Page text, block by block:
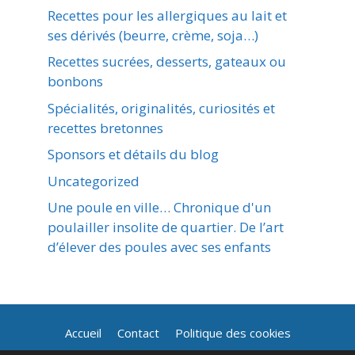
Recettes pour les allergiques au lait et
ses dérivés (beurre, crème, soja…)
Recettes sucrées, desserts, gateaux ou
bonbons
Spécialités, originalités, curiosités et
recettes bretonnes
Sponsors et détails du blog
Uncategorized
Une poule en ville… Chronique d'un
poulailler insolite de quartier. De l’art
d’élever des poules avec ses enfants
Accueil Contact
Politique des cookies